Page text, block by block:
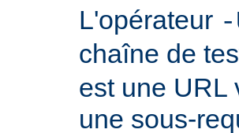
L'opérateur -
chaîne de
est une URL
une sous-